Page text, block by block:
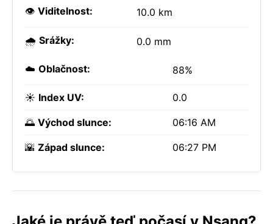
👁️ Viditelnost: 10.0 km
🌧️ Srážky: 0.0 mm
☁️ Oblačnost: 88%
☀️ Index UV: 0.0
🌅 Východ slunce: 06:16 AM
🌇 Západ slunce: 06:27 PM